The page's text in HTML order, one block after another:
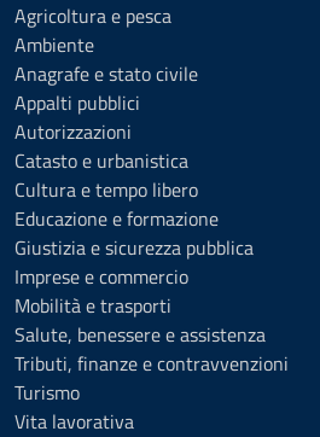
Agricoltura e pesca
Ambiente
Anagrafe e stato civile
Appalti pubblici
Autorizzazioni
Catasto e urbanistica
Cultura e tempo libero
Educazione e formazione
Giustizia e sicurezza pubblica
Imprese e commercio
Mobilità e trasporti
Salute, benessere e assistenza
Tributi, finanze e contravvenzioni
Turismo
Vita lavorativa